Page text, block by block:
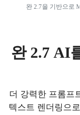
완 2.7 AI
더 강력한 프롬프
텍스트 렌더링으
완 2.7을 기반으로